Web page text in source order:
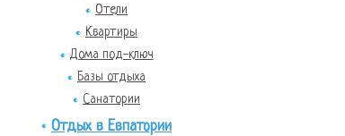
Отели
Квартиры
Дома под-ключ
Базы отдыха
Санатории
Отдых в Евпатории